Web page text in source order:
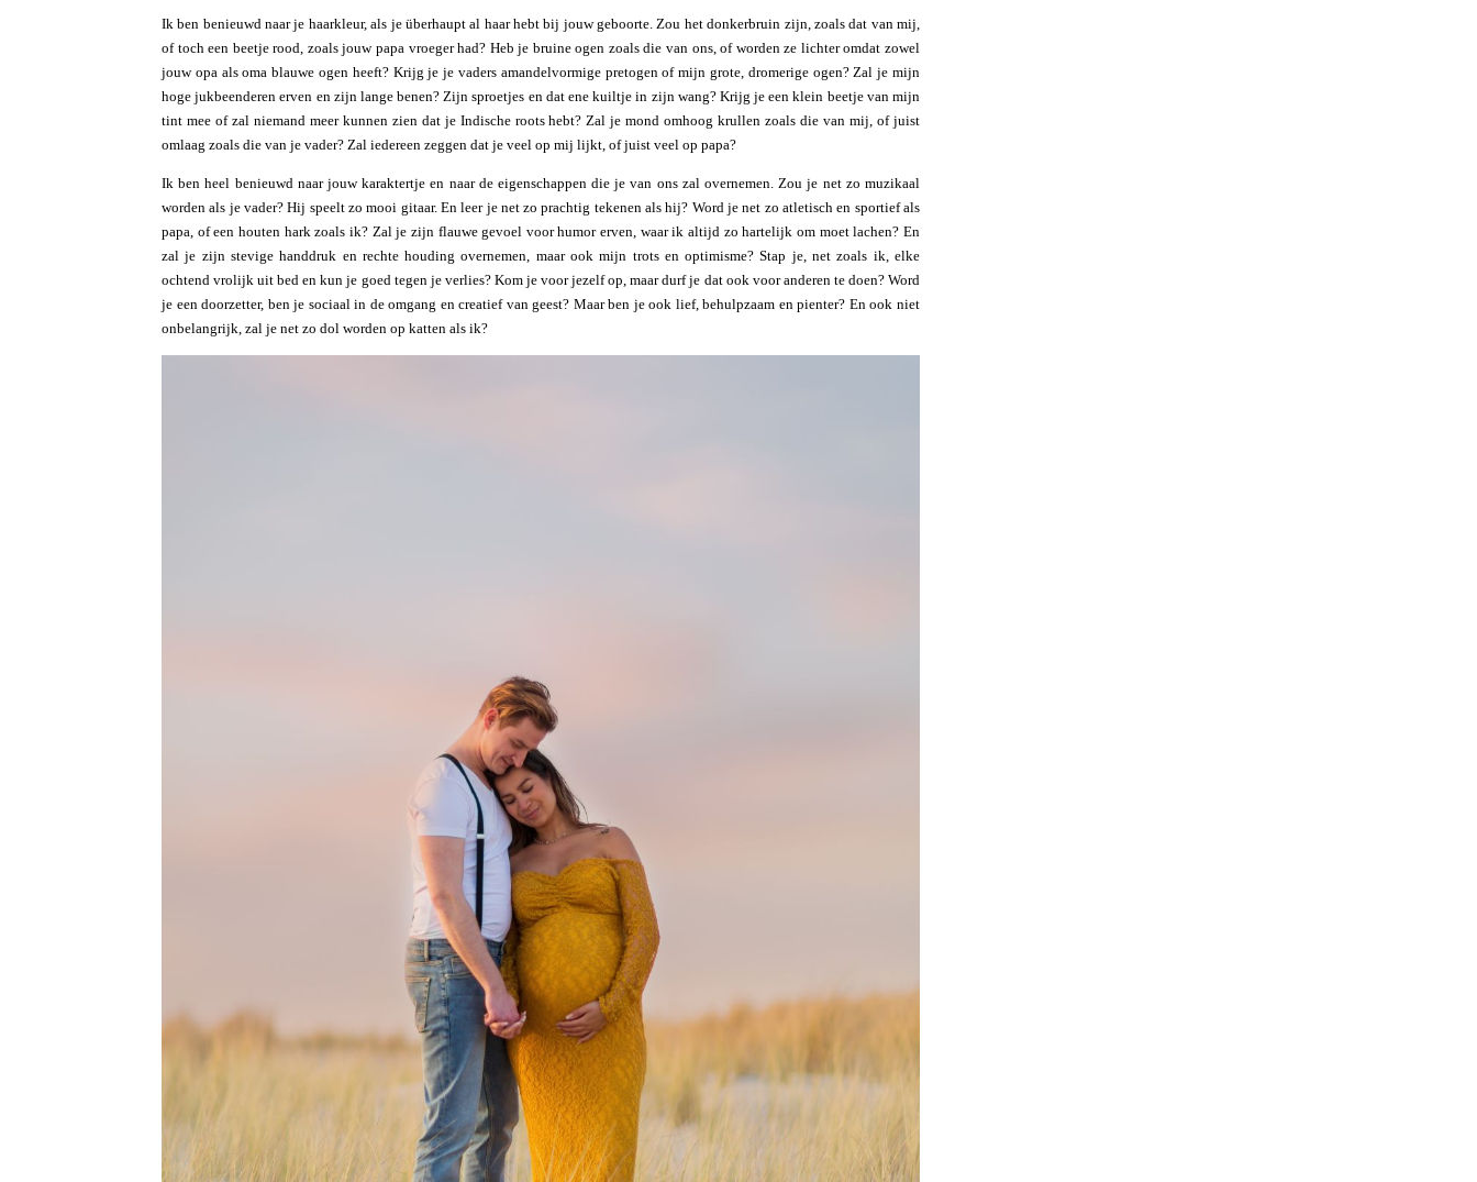
Ik ben benieuwd naar je haarkleur, als je überhaupt al haar hebt bij jouw geboorte. Zou het donkerbruin zijn, zoals dat van mij,
of toch een beetje rood, zoals jouw papa vroeger had? Heb je bruine ogen zoals die van ons, of worden ze lichter omdat zowel
jouw opa als oma blauwe ogen heeft? Krijg je je vaders amandelvormige pretogen of mijn grote, dromerige ogen? Zal je mijn
hoge jukbeenderen erven en zijn lange benen? Zijn sproetjes en dat ene kuiltje in zijn wang? Krijg je een klein beetje van mijn
tint mee of zal niemand meer kunnen zien dat je Indische roots hebt? Zal je mond omhoog krullen zoals die van mij, of juist
omlaag zoals die van je vader? Zal iedereen zeggen dat je veel op mij lijkt, of juist veel op papa?
Ik ben heel benieuwd naar jouw karaktertje en naar de eigenschappen die je van ons zal overnemen. Zou je net zo muzikaal
worden als je vader? Hij speelt zo mooi gitaar. En leer je net zo prachtig tekenen als hij? Word je net zo atletisch en sportief als
papa, of een houten hark zoals ik? Zal je zijn flauwe gevoel voor humor erven, waar ik altijd zo hartelijk om moet lachen? En
zal je zijn stevige handdruk en rechte houding overnemen, maar ook mijn trots en optimisme? Stap je, net zoals ik, elke
ochtend vrolijk uit bed en kun je goed tegen je verlies? Kom je voor jezelf op, maar durf je dat ook voor anderen te doen? Word
je een doorzetter, ben je sociaal in de omgang en creatief van geest? Maar ben je ook lief, behulpzaam en pienter? En ook niet
onbelangrijk, zal je net zo dol worden op katten als ik?